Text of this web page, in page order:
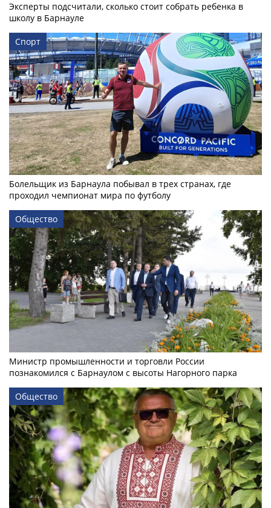
Эксперты подсчитали, сколько стоит собрать ребенка в
школу в Барнауле
Спорт
Болельщик из Барнаула побывал в трех странах, где
проходил чемпионат мира по футболу
Общество
Министр промышленности и торговли России
познакомился с Барнаулом с высоты Нагорного парка
Общество